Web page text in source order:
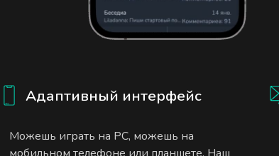
Адаптивный интерфейс
Можешь играть на PC, можешь на